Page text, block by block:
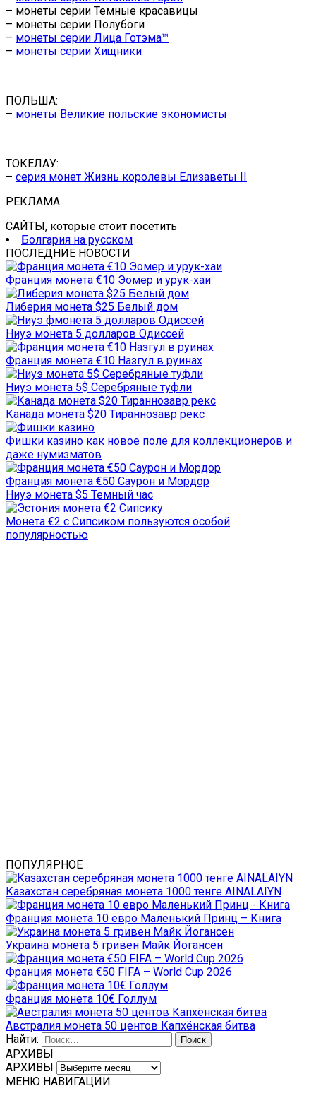
– монеты серии Темные красавицы
– монеты серии Полубоги
– монеты серии Лица Готэма™
– монеты серии Хищники
ПОЛЬША:
– монеты Великие польские экономисты
ТОКЕЛАУ:
– серия монет Жизнь королевы Елизаветы II
РЕКЛАМА
САЙТЫ, которые стоит посетить
Болгария на русском
ПОСЛЕДНИЕ НОВОСТИ
Франция монета €10 Эомер и урук-хаи
Либерия монета $25 Белый дом
Ниуэ монета 5 долларов Одиссей
Франция монета €10 Назгул в руинах
Ниуэ монета 5$ Серебряные туфли
Канада монета $20 Тираннозавр рекс
Фишки казино как новое поле для коллекционеров и
даже нумизматов
Франция монета €50 Саурон и Мордор
Ниуэ монета $5 Темный час
Монета €2 с Сипсиком пользуются особой
популярностью
ПОПУЛЯРНОЕ
Казахстан серебряная монета 1000 тенге AINALAIYN
Франция монета 10 евро Маленький Принц – Книга
Украина монета 5 гривен Майк Йогансен
Франция монета €50 FIFA – World Cup 2026
Франция монета 10€ Голлум
Австралия монета 50 центов Капхёнская битва
Найти:
АРХИВЫ
АРХИВЫ
МЕНЮ НАВИГАЦИИ